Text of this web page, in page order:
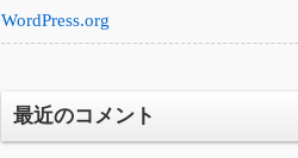
WordPress.org
最近のコメント